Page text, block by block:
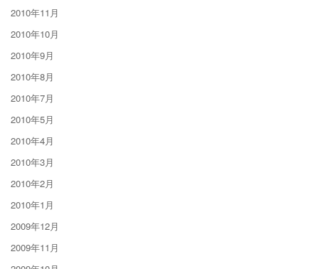
2010年11月
2010年10月
2010年9月
2010年8月
2010年7月
2010年5月
2010年4月
2010年3月
2010年2月
2010年1月
2009年12月
2009年11月